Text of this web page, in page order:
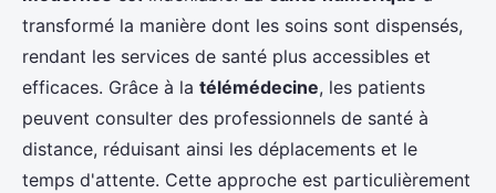
transformé la manière dont les soins sont dispensés,
rendant les services de santé plus accessibles et
efficaces. Grâce à la télémédecine, les patients
peuvent consulter des professionnels de santé à
distance, réduisant ainsi les déplacements et le
temps d'attente. Cette approche est particulièrement